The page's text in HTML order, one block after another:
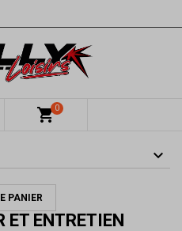
shopping_cart0
PANIER
ET ENTRETIEN